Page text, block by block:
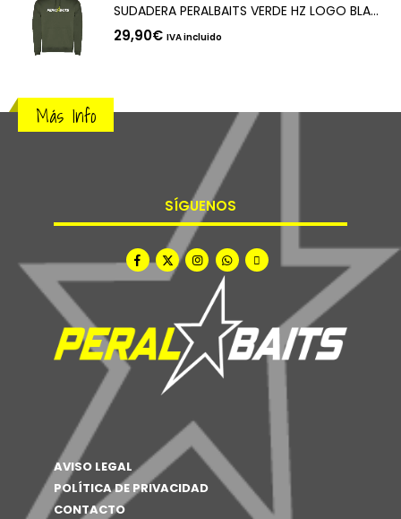
SUDADERA PERALBAITS VERDE HZ LOGO BLANCO
29,90€ IVA incluido
Más Info
SÍGUENOS
AVISO LEGAL
POLÍTICA DE PRIVACIDAD
CONTACTO